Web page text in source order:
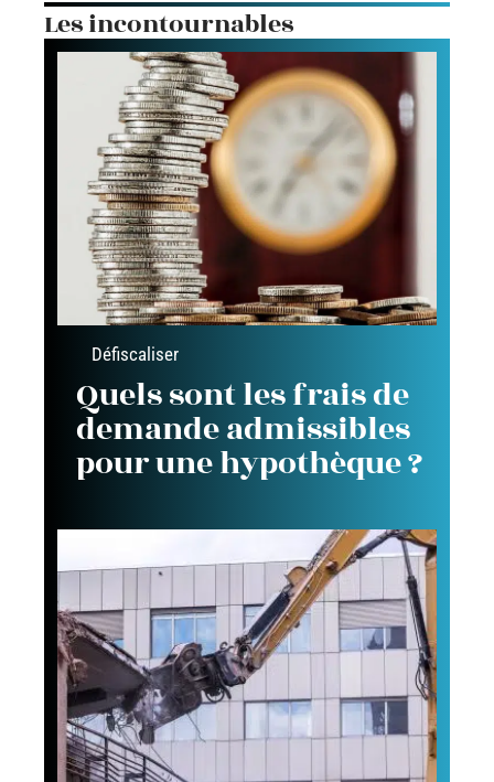
Les incontournables
Défiscaliser
Quels sont les frais de
demande admissibles
pour une hypothèque ?